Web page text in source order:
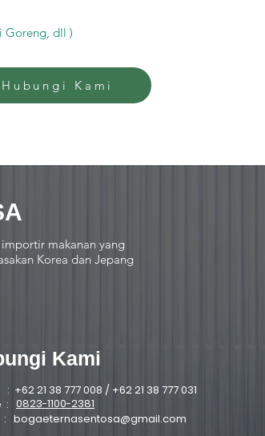
Goreng, dll )
Hubungi Kami
makanan yang
Korea dan Jepang
Kami
+62 21 38 777 008 / +62 21 38 777 031
:
: bogaeternasentosa@gmail.com
0823-1100-2381